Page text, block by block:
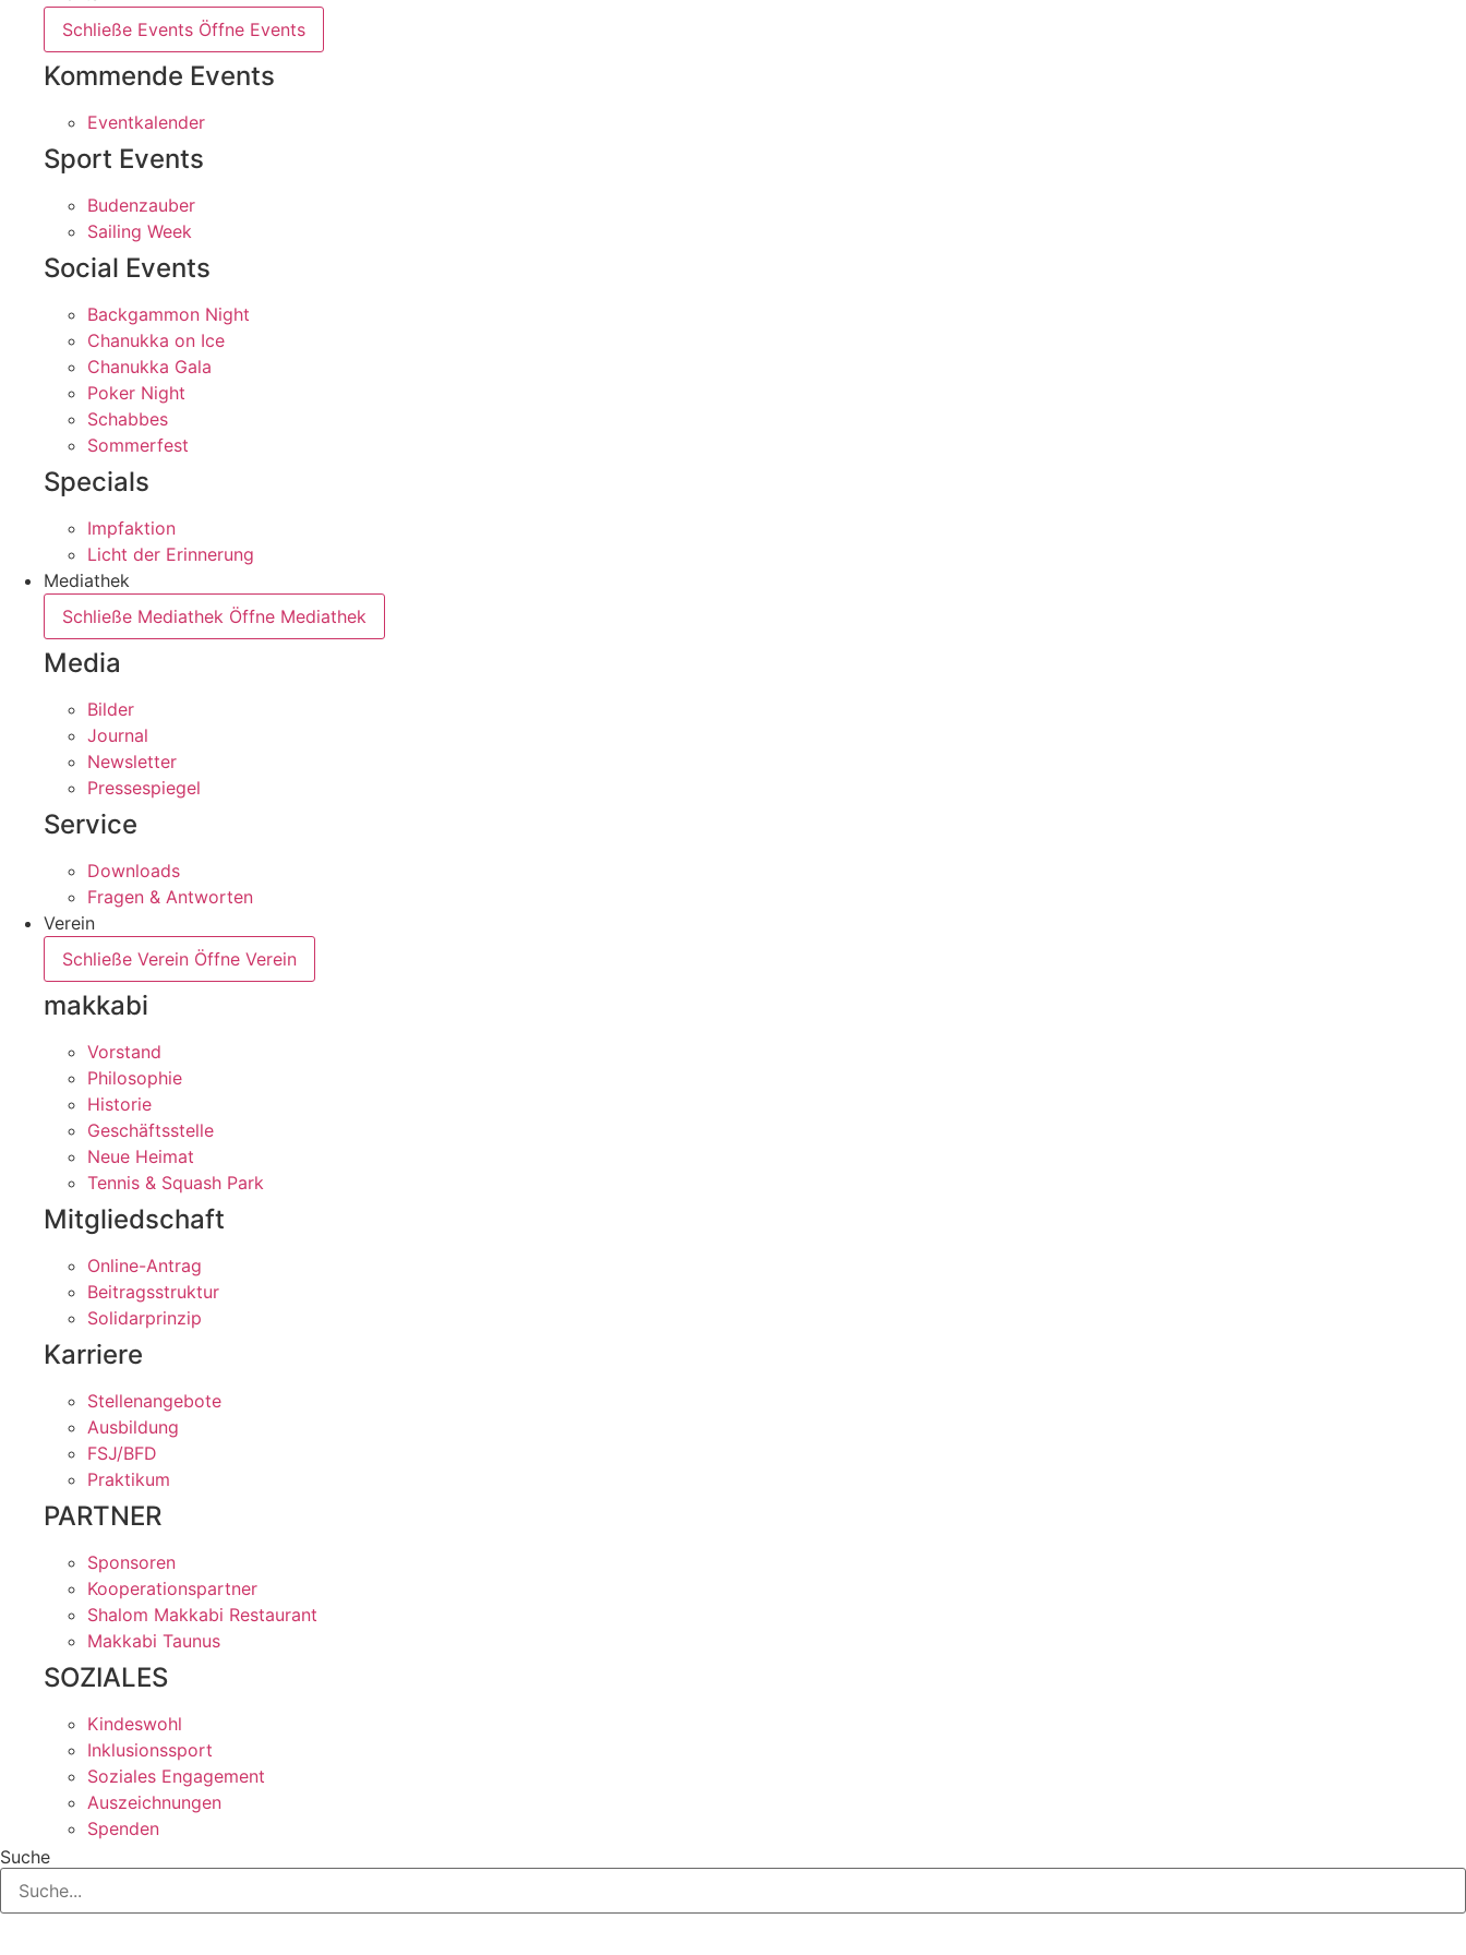
Schließe Events Öffne Events
Kommende Events
Eventkalender
Sport Events
Budenzauber
Sailing Week
Social Events
Backgammon Night
Chanukka on Ice
Chanukka Gala
Poker Night
Schabbes
Sommerfest
Specials
Impfaktion
Licht der Erinnerung
Mediathek
Schließe Mediathek Öffne Mediathek
Media
Bilder
Journal
Newsletter
Pressespiegel
Service
Downloads
Fragen & Antworten
Verein
Schließe Verein Öffne Verein
makkabi
Vorstand
Philosophie
Historie
Geschäftsstelle
Neue Heimat
Tennis & Squash Park
Mitgliedschaft
Online-Antrag
Beitragsstruktur
Solidarprinzip
Karriere
Stellenangebote
Ausbildung
FSJ/BFD
Praktikum
PARTNER
Sponsoren
Kooperationspartner
Shalom Makkabi Restaurant
Makkabi Taunus
SOZIALES
Kindeswohl
Inklusionssport
Soziales Engagement
Auszeichnungen
Spenden
Suche